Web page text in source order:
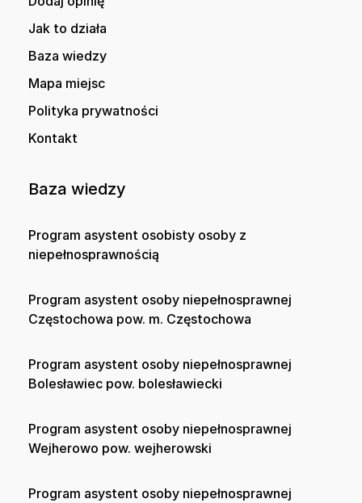
Jak to działa
Baza wiedzy
Mapa miejsc
Polityka prywatności
Kontakt
Baza wiedzy
Program asystent osobisty osoby z
niepełnosprawnością
Program asystent osoby niepełnosprawnej
Częstochowa pow. m. Częstochowa
Program asystent osoby niepełnosprawnej
Bolesławiec pow. bolesławiecki
Program asystent osoby niepełnosprawnej
Wejherowo pow. wejherowski
Program asystent osoby niepełnosprawnej